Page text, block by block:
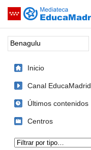
Saltar navegación
Palabra o frase:
Inicio
Canal EducaMadrid
Últimos contenidos
Centros